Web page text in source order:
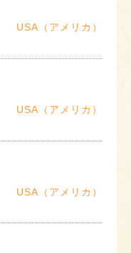
USA（アメリカ）
USA（アメリカ）
USA（アメリカ）